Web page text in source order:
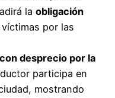
la obligación
por las
desprecio por la
participa en
mostrando